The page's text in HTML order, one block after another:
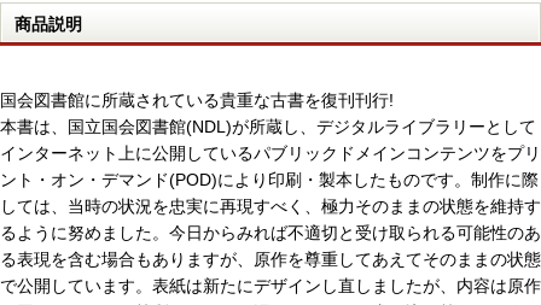
商品説明
国会図書館に所蔵されている貴重な古書を復刊刊行!
本書は、国立国会図書館(NDL)が所蔵し、デジタルライブラリーとして
インターネット上に公開しているパブリックドメインコンテンツをプリ
ント・オン・デマンド(POD)により印刷・製本したものです。制作に際
しては、当時の状況を忠実に再現すべく、極力そのままの状態を維持す
るように努めました。今日からみれば不適切と受け取られる可能性のあ
る表現を含む場合もありますが、原作を尊重してあえてそのままの状態
で公開しています。表紙は新たにデザインし直しましたが、内容は原作